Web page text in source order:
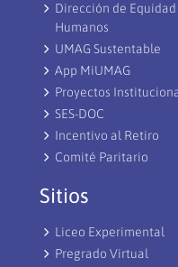
Dirección de
Humanos
UMAG Sustentable
App MiUMAG
Proyectos
SES-DOC
Incentivo al Retiro
Comité Paritario
Sitios
Liceo Experimental
Pregrado Virtual